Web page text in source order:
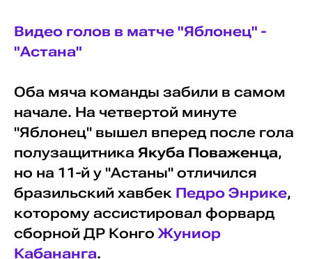
Видео голов в матче "Яблонец" -
"Астана"
Оба мяча команды забили в самом
начале. На четвертой минуте
"Яблонец" вышел вперед после гола
полузащитника Якуба Поваженца,
но на 11-й у "Астаны" отличился
бразильский хавбек Педро Энрике,
которому ассистировал форвард
сборной ДР КонгоЖуниор
Кабананга.